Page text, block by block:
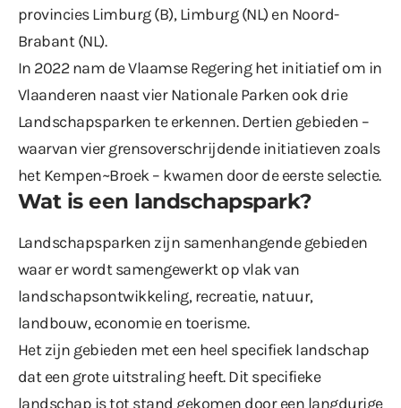
provincies Limburg (B), Limburg (NL) en Noord-
Brabant (NL).
In 2022 nam de Vlaamse Regering het initiatief om in
Vlaanderen naast vier Nationale Parken ook drie
Landschapsparken te erkennen. Dertien gebieden –
waarvan vier grensoverschrijdende initiatieven zoals
het Kempen~Broek – kwamen door de eerste selectie.
Wat is een landschapspark?
Landschapsparken zijn samenhangende gebieden
waar er wordt samengewerkt op vlak van
landschapsontwikkeling, recreatie, natuur,
landbouw, economie en toerisme.
Het zijn gebieden met een heel specifiek landschap
dat een grote uitstraling heeft. Dit specifieke
landschap is tot stand gekomen door een langdurige